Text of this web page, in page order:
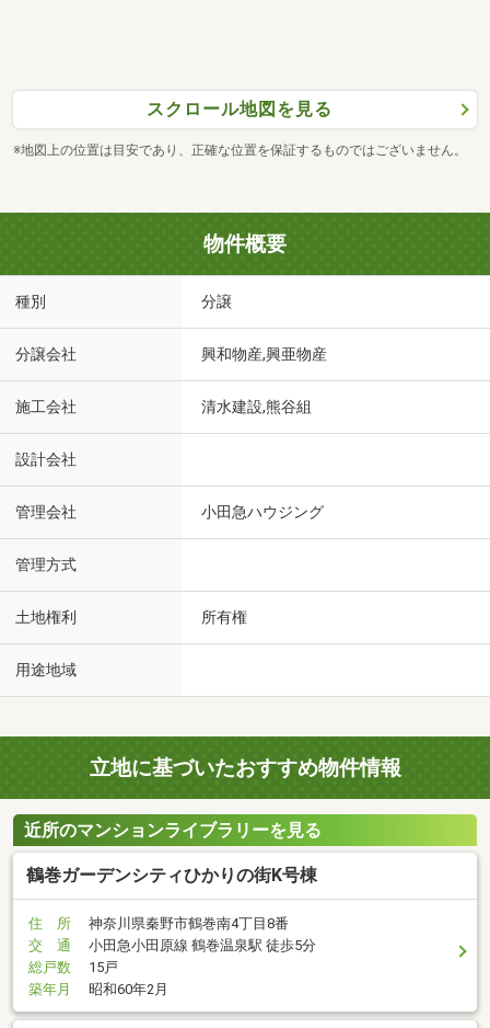
スクロール地図を見る
※地図上の位置は目安であり、正確な位置を保証するものではございません。
物件概要
種別 分譲
分譲会社 興和物産,興亜物産
施工会社 清水建設,熊谷組
設計会社
管理会社 小田急ハウジング
管理方式
土地権利 所有権
用途地域
立地に基づいたおすすめ物件情報
近所のマンションライブラリーを見る
鶴巻ガーデンシティひかりの街K号棟
住 所
神奈川県秦野市鶴巻南4丁目8番
交 通
小田急小田原線 鶴巻温泉駅 徒歩5分
総戸数
15戸
築年月
昭和60年2月